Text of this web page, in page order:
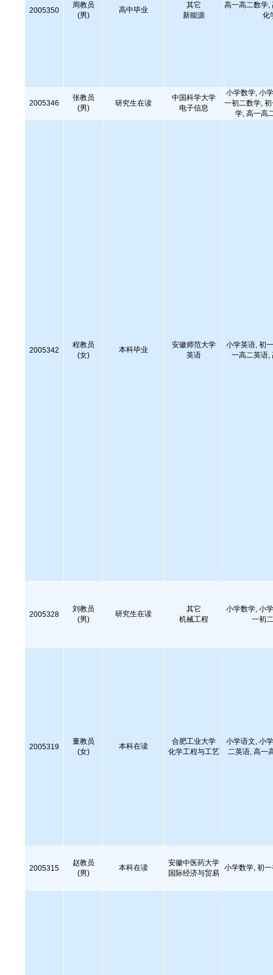
2005350
周教员
(男)
高中毕业
其它
新能源
高一高二数学,
化
2005346
张教员
(男)
研究生在读
中国科学大学
电子信息
小学数学, 小
一初二数学,
学, 高一高
2005342
程教员
(女)
本科毕业
安徽师范大学
英语
小学英语, 初
一高二英语,
2005328
刘教员
(男)
研究生在读
其它
机械工程
小学数学, 小
一初
2005319
董教员
(女)
本科在读
合肥工业大学
化学工程与工艺
小学语文, 小
二英语, 高一
2005315
赵教员
(男)
本科在读
安徽中医药大学
国际经济与贸易
小学数学, 初